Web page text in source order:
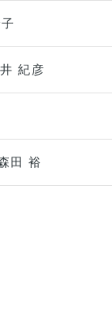
紀彦
田 裕